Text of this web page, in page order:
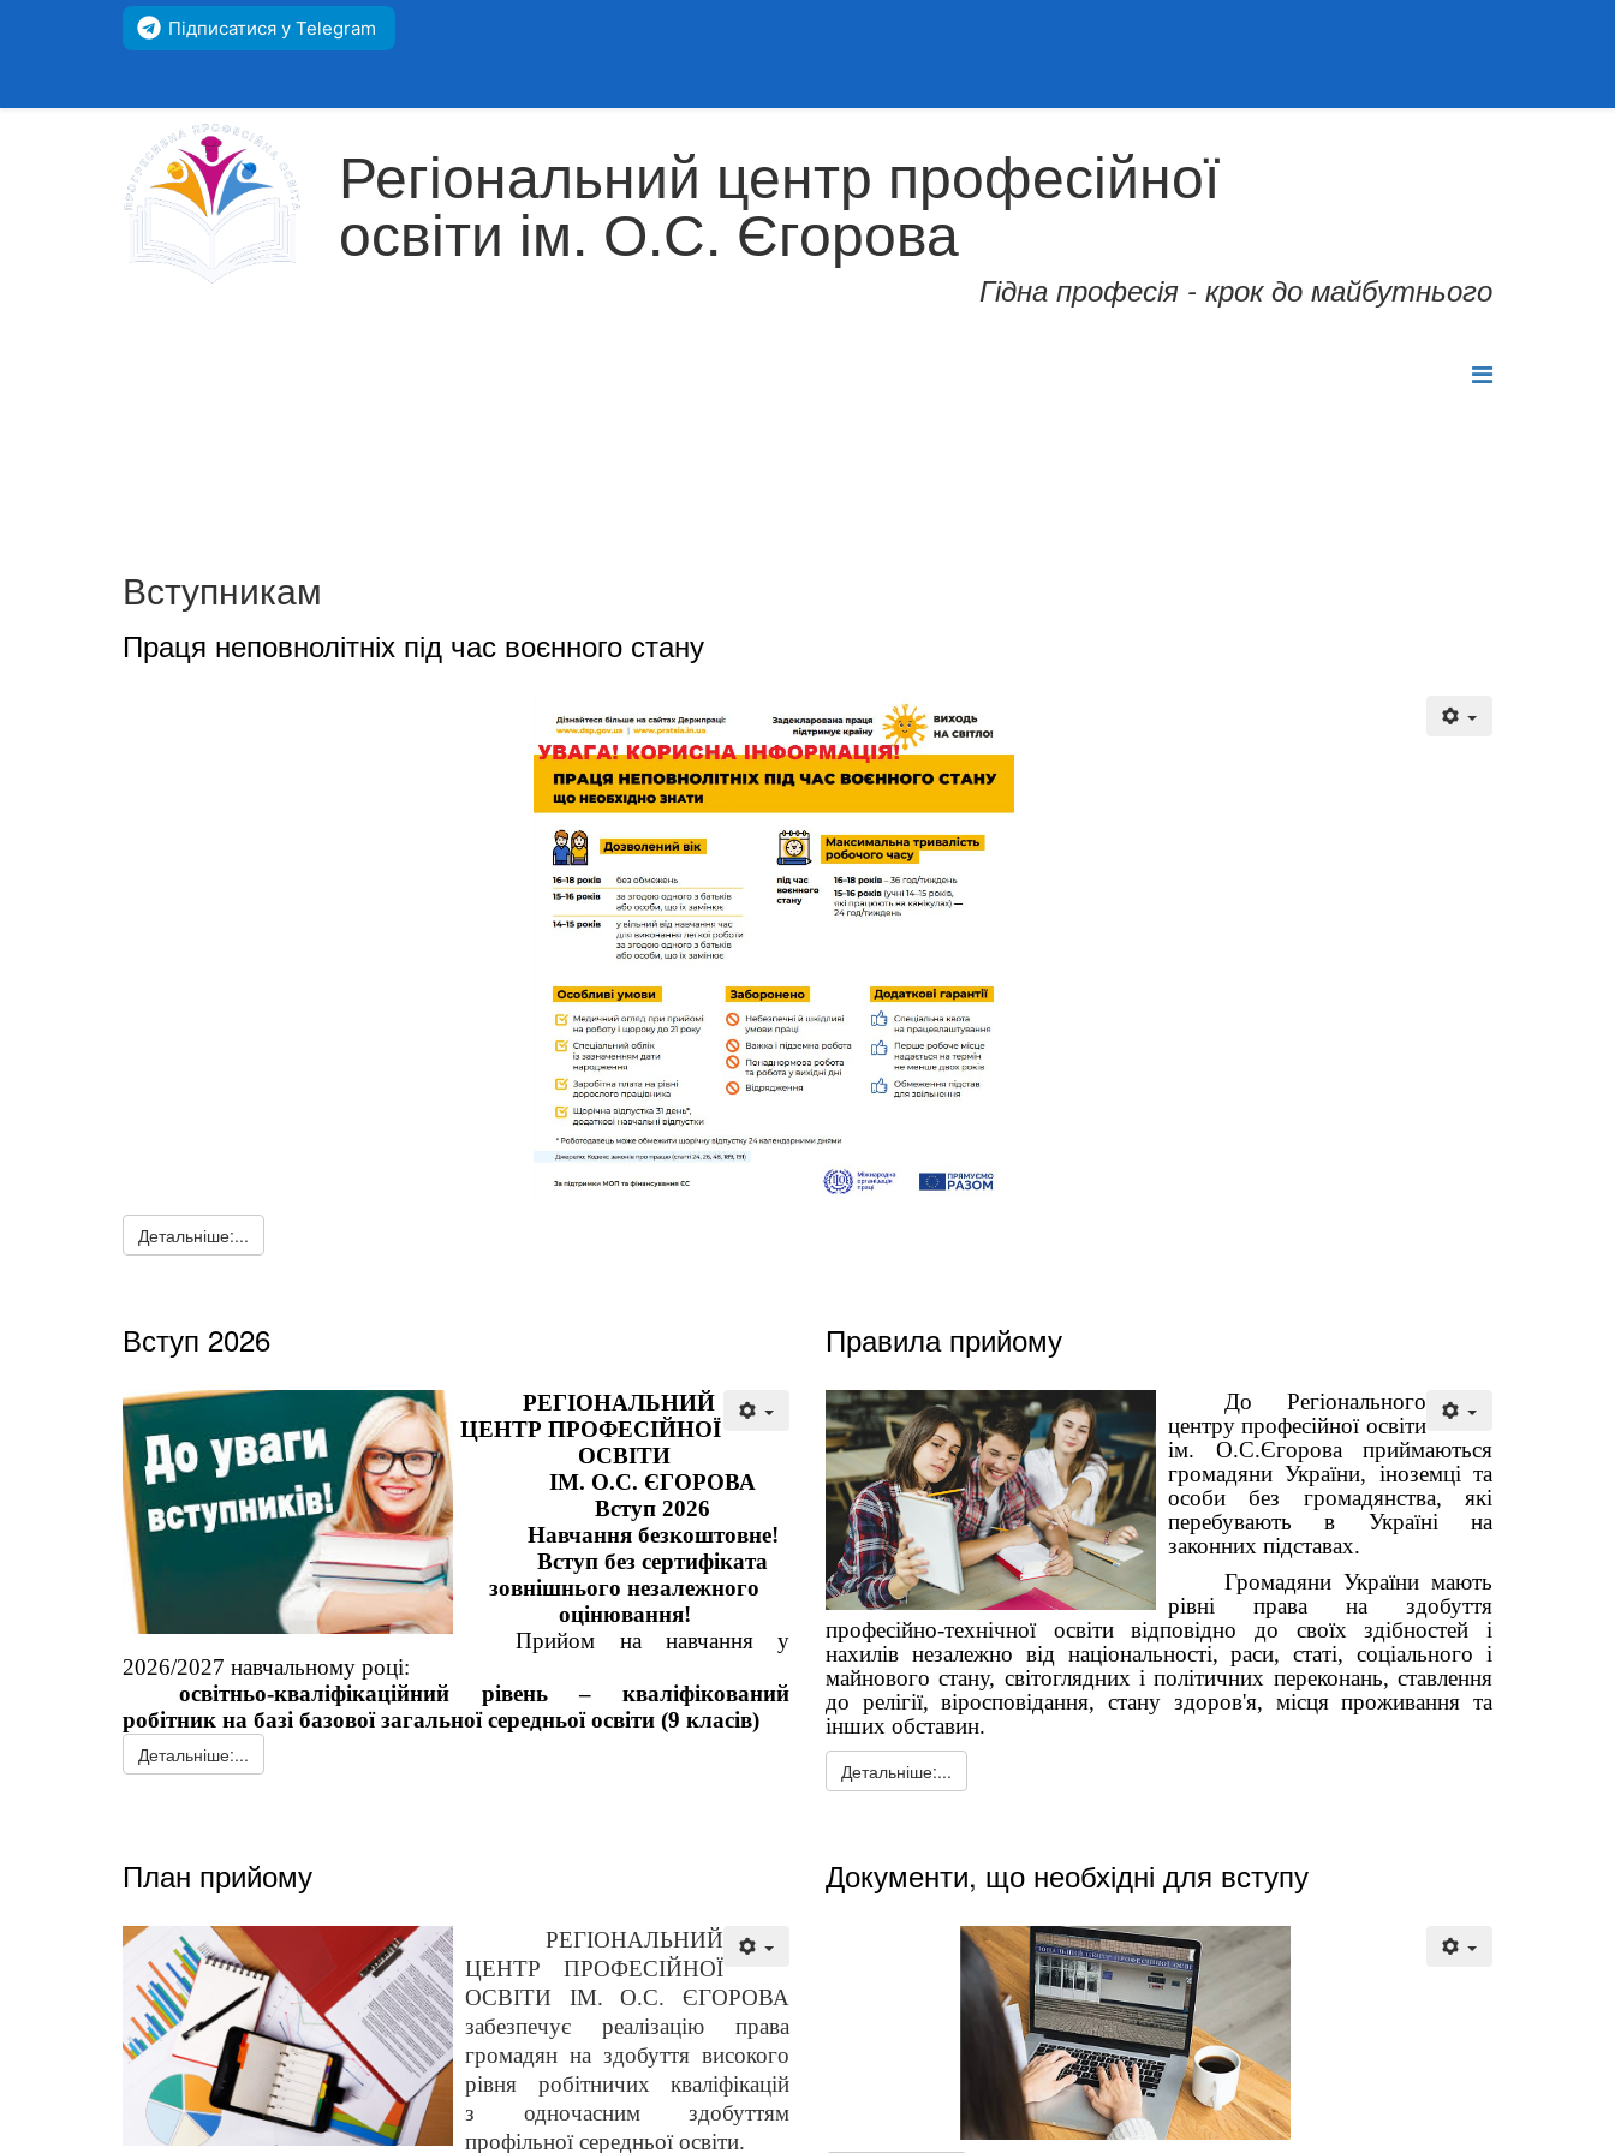
Підписатися у Telegram
Регіональний центр професійної
освіти ім. О.С. Єгорова
Гідна професія - крок до майбутнього
Вступникам
Праця неповнолітніх під час воєнного стану
Детальніше:...
Вступ 2026
РЕГІОНАЛЬНИЙ
ЦЕНТР ПРОФЕСІЙНОЇ
ОСВІТИ
ІМ. О.С. ЄГОРОВА
Вступ 2026
Навчання безкоштовне!
Вступ без сертифіката
зовнішнього незалежного
оцінювання!
Прийом на навчання у
2026/2027 навчальному році:
освітньо-кваліфікаційний рівень – кваліфікований
робітник на базі базової загальної середньої освіти (9 класів)
Детальніше:...
Правила прийому
До Регіонального
центру професійної освіти
ім. О.С.Єгорова приймаються
громадяни України, іноземці та
особи без громадянства, які
перебувають в Україні на
законних підставах.
Громадяни України мають
рівні права на здобуття
професійно-технічної освіти відповідно до своїх здібностей і
нахилів незалежно від національності, раси, статі, соціального і
майнового стану, світоглядних і політичних переконань, ставлення
до релігії, віросповідання, стану здоров'я, місця проживання та
інших обставин.
Детальніше:...
План прийому
РЕГІОНАЛЬНИЙ
ЦЕНТР ПРОФЕСІЙНОЇ
ОСВІТИ ІМ. О.С. ЄГОРОВА
забезпечує реалізацію права
громадян на здобуття високого
рівня робітничих кваліфікацій
з одночасним здобуттям
профільної середньої освіти.
Документи, що необхідні для вступу